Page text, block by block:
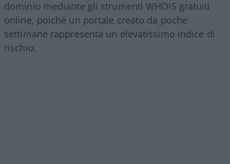
dominio mediante gli strumenti WHOIS gratuiti
online, poiché un portale creato da poche
settimane rappresenta un elevatissimo indice di
rischio.